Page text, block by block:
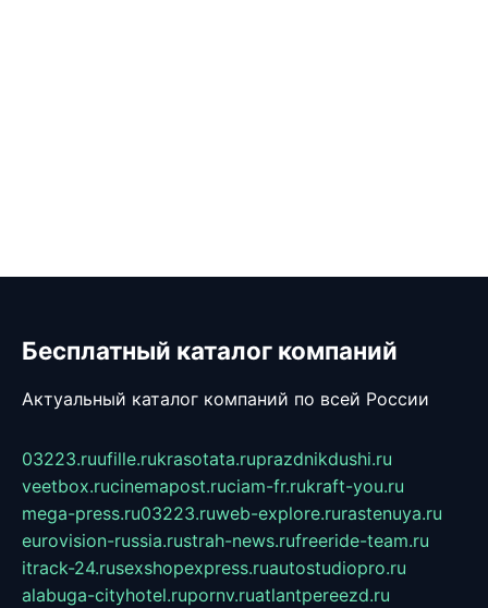
Бесплатный каталог компаний
Актуальный каталог компаний по всей России
03223.ruufille.rukrasotata.ruprazdnikdushi.ru
veetbox.rucinemapost.ruciam-fr.rukraft-you.ru
mega-press.ru03223.ruweb-explore.rurastenuya.ru
eurovision-russia.rustrah-news.rufreeride-team.ru
itrack-24.rusexshopexpress.ruautostudiopro.ru
alabuga-cityhotel.rupornv.ruatlantpereezd.ru